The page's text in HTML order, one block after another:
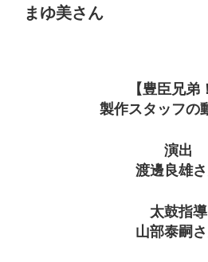
まゆ美さん
【豊臣兄弟
製作スタッフの
演出
渡邊良雄
太鼓指導
山部泰嗣